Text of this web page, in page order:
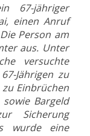
67-jähriger
einen Anruf
Person am
aus. Unter
versuchte
Jährigen zu
Einbrüchen
Bargeld
Sicherung
wurde eine